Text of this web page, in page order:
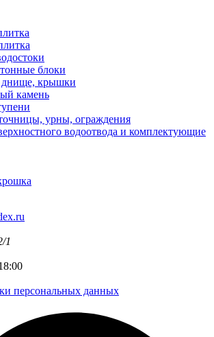
блоки
днище, крышки
камень
урны, ограждения
водоотвода и комплектующие
1
персональных данных